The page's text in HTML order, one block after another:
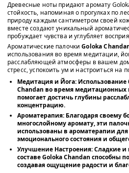
Древесные ноты придают аромату
стойкость, напоминая о прогулках по
природу каждым сантиметром своей
вместе создают уникальный
пробуждает чувства и углубляет
Ароматические палочкиGoloka
использования во время медитации,
расслабляющей атмосферы в вашем
стресс, успокоить ум и настроиться на
Медитация и Йога: Использование
Chandan во время медитационных
помогает достичь глубины
концентрацию.
Ароматерапия: Благодаря своему
многослойному аромату, эти
использованы в ароматерапии
эмоционального состояния и
Улучшение Настроения: Сладкие и
составе Goloka Chandan способны
создавая ощущение радости и